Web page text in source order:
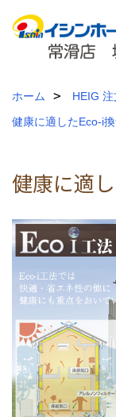
ホーム HEIG
健康に適したEco-i
健康に適